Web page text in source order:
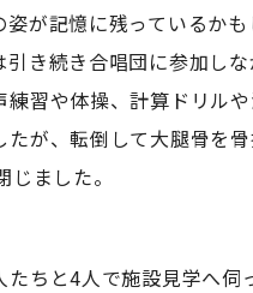
が記憶に残っているか
き続き合唱団に参加し
習や体操、計算ドリル
が、転倒して大腿骨を
ました。
ちと4人で施設見学へ